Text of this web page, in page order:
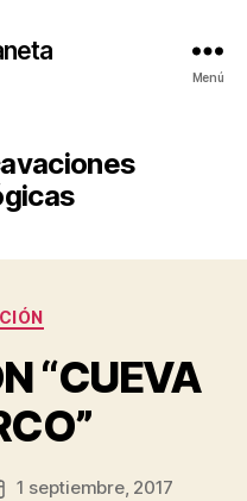
Menú
“CUEVA
1 septiembre, 2017